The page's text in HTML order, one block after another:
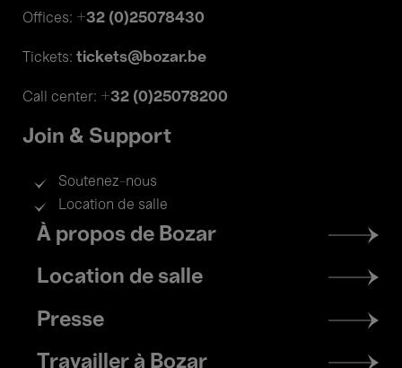
Offices: +32 (0)25078430
Tickets: tickets@bozar.be
Call center: +32 (0)25078200
Join & Support
Soutenez-nous
Location de salle
Footer
menu
À propos de Bozar
Location de salle
Presse
Travailler à Bozar